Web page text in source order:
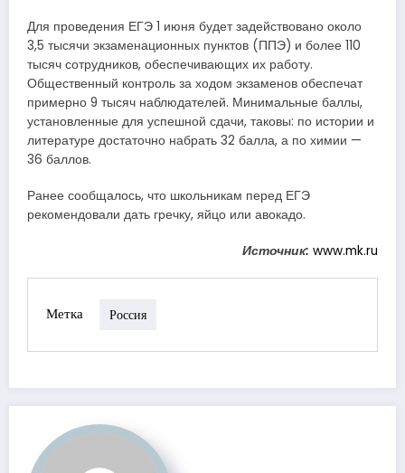
Для проведения ЕГЭ 1 июня будет задействовано около
3,5 тысячи экзаменационных пунктов (ППЭ) и более 110
тысяч сотрудников, обеспечивающих их работу.
Общественный контроль за ходом экзаменов обеспечат
примерно 9 тысяч наблюдателей. Минимальные баллы,
установленные для успешной сдачи, таковы: по истории и
литературе достаточно набрать 32 балла, а по химии —
36 баллов.
Ранее сообщалось, что школьникам перед ЕГЭ
рекомендовали дать гречку, яйцо или авокадо.
Источник: www.mk.ru
Метка Россия